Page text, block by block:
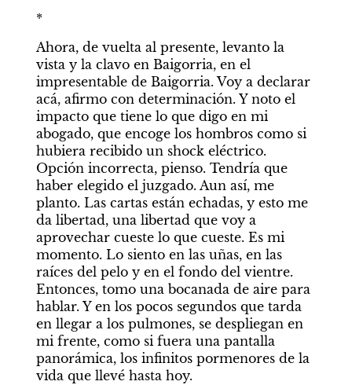
*
Ahora, de vuelta al presente, levanto la
vista y la clavo en Baigorria, en el
impresentable de Baigorria. Voy a declarar
acá, afirmo con determinación. Y noto el
impacto que tiene lo que digo en mi
abogado, que encoge los hombros como si
hubiera recibido un shock eléctrico.
Opción incorrecta, pienso. Tendría que
haber elegido el juzgado. Aun así, me
planto. Las cartas están echadas, y esto me
da libertad, una libertad que voy a
aprovechar cueste lo que cueste. Es mi
momento. Lo siento en las uñas, en las
raíces del pelo y en el fondo del vientre.
Entonces, tomo una bocanada de aire para
hablar. Y en los pocos segundos que tarda
en llegar a los pulmones, se despliegan en
mi frente, como si fuera una pantalla
panorámica, los infinitos pormenores de la
vida que llevé hasta hoy.